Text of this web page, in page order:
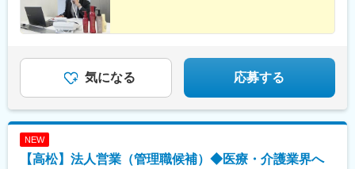
気になる 応募する
NEW
【高松】法人営業（管理職候補）◆医療・介護業界へ